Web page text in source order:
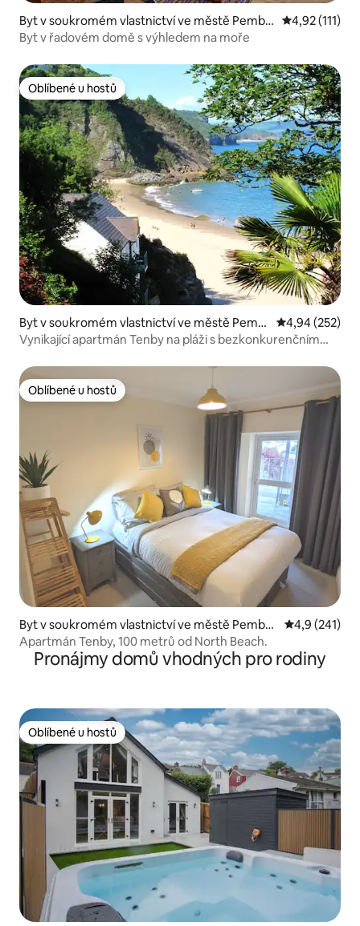
Byt v soukromém vlastnictví ve městě Pembr
okeshire
Průměrné
4,92 (111)
Byt v řadovém domě s výhledem na moře
Oblíbené u hostů
Oblíbené u hostů
Byt v soukromém vlastnictví ve městě Pembr
okeshire
Průměrné
4,94 (252)
Vynikající apartmán Tenby na pláži s bezkonkurenčním
Oblíbené u hostů
Oblíbené u hostů
Byt v soukromém vlastnictví ve městě Pembro
keshire
Průměrné
4,9 (241)
Apartmán Tenby, 100 metrů od North Beach.
Pronájmy domů vhodných pro rodiny
Oblíbené u hostů
Oblíbené u hostů